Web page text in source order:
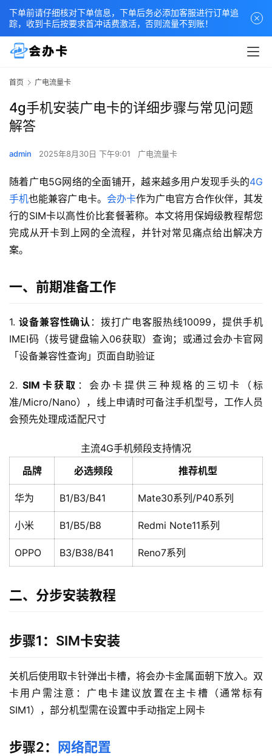
首页 广电流量卡
4g手机安装广电卡的详细步骤与常见问题
解答
admin 2025年8月30日 下午9:01 广电流量卡
随着广电5G网络的全面铺开，越来越多用户发现手头的4G
手机也能兼容广电卡。 会办卡作为广电官方合作伙伴，其发
行的SIM卡以高性价比套餐著称。本文将用保姆级教程帮您
完成从开卡到上网的全流程，并针对常见痛点给出解决方
案。
一、前期准备工作
1. 设备兼容性确认 ：拨打广电客服热线10099，提供手机
IMEI码（拨号键盘输入06获取）查询；或通过会办卡官网
「设备兼容性查询」页面自助验证
2. SIM卡获取 ：会办卡提供三种规格的三切卡（标
准/Micro/Nano），线上申请时可备注手机型号，工作人员
会预先处理成适配尺寸
主流4G手机频段支持情况
品牌
必选频段 推荐机型
华为 B1/B3/B41 Mate30系列/P40系列
小米 B1/B5/B8 Redmi Note11系列
OPPO B3/B38/B41 Reno7系列
二、分步安装教程
步骤1：SIM卡安装
关机后使用取卡针弹出卡槽，将会办卡金属面朝下放入。双
卡用户需注意：广电卡建议放置在主卡槽（通常标有
SIM1），部分机型需在设置中手动指定上网卡
步骤2： 网络配置
下单前请仔细核对下单信息，下单后务必添加客服进行订单追
踪，收到卡后按要求首冲话费激活，否则流量不到账！